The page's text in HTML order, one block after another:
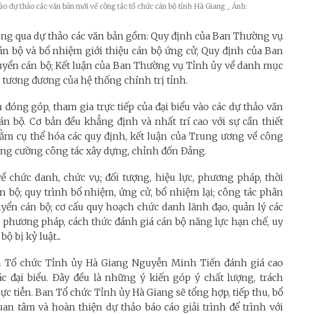
dự thảo các văn bản mới về công tác tổ chức cán bộ tỉnh Hà Giang _ Ảnh:
qua dự thảo các văn bản gồm: Quy định của Ban Thường vụ
bộ và bổ nhiệm giới thiệu cán bộ ứng cử; Quy định của Ban
cán bộ; Kết luận của Ban Thường vụ Tỉnh ủy về danh mục
tương đương của hệ thống chính trị tỉnh.
góp, tham gia trực tiếp của đại biểu vào các dự thảo văn
bộ. Cơ bản đều khẳng định và nhất trí cao với sự cần thiết
cụ thể hóa các quy định, kết luận của Trung ương về công
cường công tác xây dựng, chỉnh đốn Đảng.
chức danh, chức vụ; đối tượng, hiệu lực, phương pháp, thời
bộ; quy trình bổ nhiệm, ứng cử, bổ nhiệm lại; công tác phân
cán bộ; cơ cấu quy hoạch chức danh lãnh đạo, quản lý các
pháp, cách thức đánh giá cán bộ năng lực hạn chế, uy
bị kỷ luật...
chức Tỉnh ủy Hà Giang Nguyễn Minh Tiến đánh giá cao
đại biểu. Đây đều là những ý kiến góp ý chất lượng, trách
tiễn. Ban Tổ chức Tỉnh ủy Hà Giang sẽ tổng hợp, tiếp thu, bổ
tâm và hoàn thiện dự thảo báo cáo giải trình để trình với